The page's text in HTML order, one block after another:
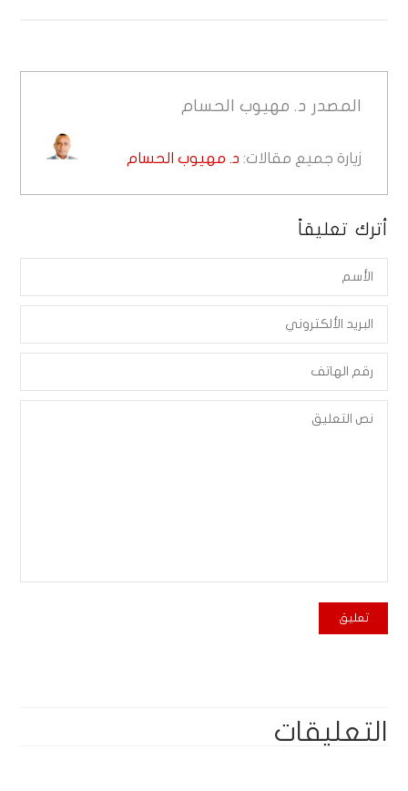
المصدر د. مهيوب الحسام
زيارة جميع مقالات: د. مهيوب الحسام
أترك تعليقاً
التعليقات